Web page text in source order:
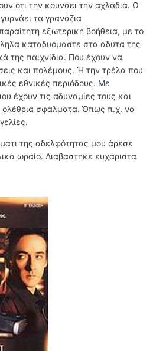
ότι την κουνάει την αχλαδιά. Ο
τα γρανάζια
εξωτερική βοήθεια, με το
καταδυόμαστε στα άδυτα της
της παιχνίδια. Που έχουν να
και πολέμους. Ή την τρέλα που
εθνικές περιόδους. Με
έχουν τις αδυναμίες τους και
ολέθρια σφάλματα. Όπως π.χ. να
της αδελφότητας μου άρεσε
ωραίο. Διαβάστηκε ευχάριστα